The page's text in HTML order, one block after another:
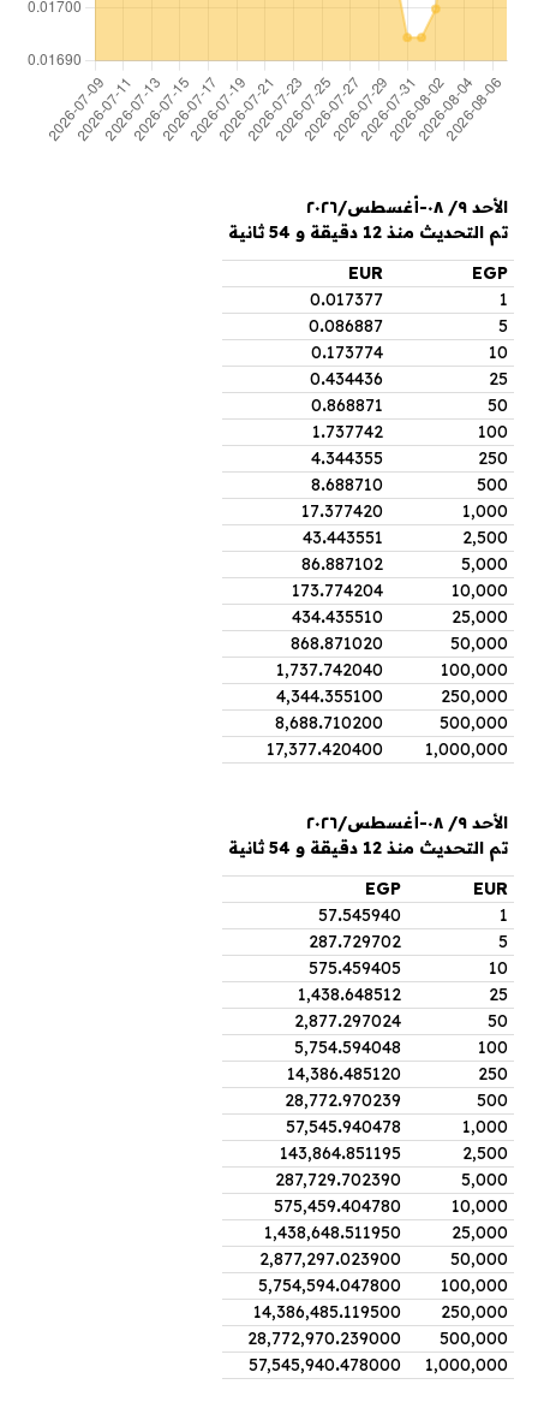
الأحد ٩/ ٠٨-أغسطس/٢٠٢٦
تم التحديث منذ 12 دقيقة و 54 ثانية
EGP
EUR
1
0.017377
5
0.086887
10
0.173774
25
0.434436
50
0.868871
100
1.737742
250
4.344355
500
8.688710
1,000
17.377420
2,500
43.443551
5,000
86.887102
10,000
173.774204
25,000
434.435510
50,000
868.871020
100,000
1,737.742040
250,000
4,344.355100
500,000
8,688.710200
1,000,000
17,377.420400
الأحد ٩/ ٠٨-أغسطس/٢٠٢٦
تم التحديث منذ 12 دقيقة و 54 ثانية
EUR
EGP
1
57.545940
5
287.729702
10
575.459405
25
1,438.648512
50
2,877.297024
100
5,754.594048
250
14,386.485120
500
28,772.970239
1,000
57,545.940478
2,500
143,864.851195
5,000
287,729.702390
10,000
575,459.404780
25,000
1,438,648.511950
50,000
2,877,297.023900
100,000
5,754,594.047800
250,000
14,386,485.119500
500,000
28,772,970.239000
1,000,000
57,545,940.478000